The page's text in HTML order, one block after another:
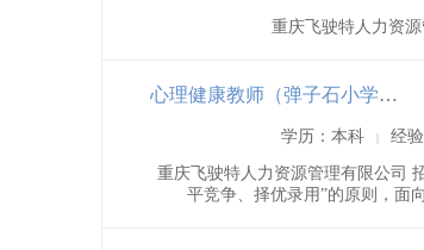
重庆飞驶特人力资
心理健康教师（弹子石小学校）
学历：本科 | 经
重庆飞驶特人力资源管理有限公司
平竞争、择优录用”的原则，面